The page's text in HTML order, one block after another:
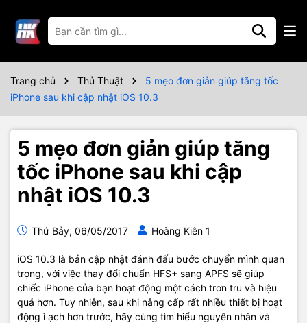
Trang chủ Thủ Thuật
5 mẹo đơn giản giúp tăng tốc
iPhone sau khi cập nhật iOS 10.3
5 mẹo đơn giản giúp tăng
tốc iPhone sau khi cập
nhật iOS 10.3
Thứ Bảy, 06/05/2017 Hoàng Kiên 1
iOS 10.3 là bản cập nhật đánh đấu bước chuyển mình quan
trọng, với việc thay đổi chuẩn HFS+ sang APFS sẽ giúp
chiếc iPhone của bạn hoạt động một cách trơn tru và hiệu
quả hơn. Tuy nhiên, sau khi nâng cấp rất nhiều thiết bị hoạt
động ì ạch hơn trước, hãy cùng tìm hiểu nguyên nhân và